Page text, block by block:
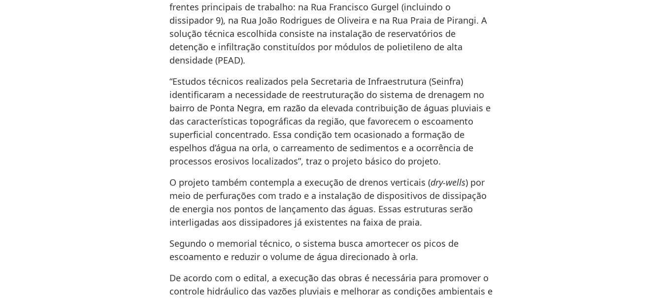
frentes principais de trabalho: na Rua Francisco Gurgel (incluindo o
dissipador 9), na Rua João Rodrigues de Oliveira e na Rua Praia de Pirangi. A
solução técnica escolhida consiste na instalação de reservatórios de
detenção e infiltração constituídos por módulos de polietileno de alta
densidade (PEAD).
“Estudos técnicos realizados pela Secretaria de Infraestrutura (Seinfra)
identificaram a necessidade de reestruturação do sistema de drenagem no
bairro de Ponta Negra, em razão da elevada contribuição de águas pluviais e
das características topográficas da região, que favorecem o escoamento
superficial concentrado. Essa condição tem ocasionado a formação de
espelhos d’água na orla, o carreamento de sedimentos e a ocorrência de
processos erosivos localizados”, traz o projeto básico do projeto.
O projeto também contempla a execução de drenos verticais (dry-wells) por
meio de perfurações com trado e a instalação de dispositivos de dissipação
de energia nos pontos de lançamento das águas. Essas estruturas serão
interligadas aos dissipadores já existentes na faixa de praia.
Segundo o memorial técnico, o sistema busca amortecer os picos de
escoamento e reduzir o volume de água direcionado à orla.
De acordo com o edital, a execução das obras é necessária para promover o
controle hidráulico das vazões pluviais e melhorar as condições ambientais e